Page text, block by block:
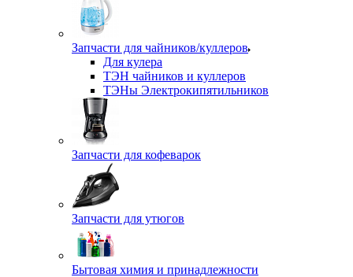
Запчасти для чайников/куллеров
Для кулера
ТЭН чайников и куллеров
ТЭНы Электрокипятильников
Запчасти для кофеварок
Запчасти для утюгов
Бытовая химия и принадлежности